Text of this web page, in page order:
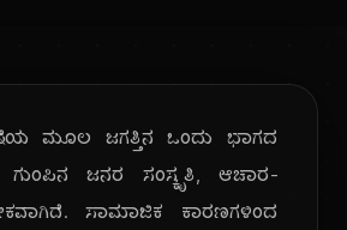
ಮೂಲ ಜಗತ್ತಿನ ಒಂದು ಭಾಗದ
ಜನರ ಸಂಸ್ಕೃತಿ, ಆಚಾರ-
ಸಾಮಾಜಿಕ ಕಾರಣಗಳಿಂದ